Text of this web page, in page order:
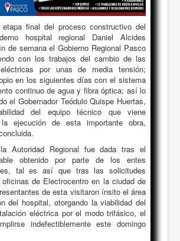
final del proceso constructivo del
hospital regional Daniel Alcides
de semana el Gobierno Regional Pasco
con los trabajos del cambio de las
por unas de media tensión;
en los siguientes días con el sistema
continuo de agua y fibra óptica; así lo
el Gobernador Teódulo Quispe Huertas,
del equipo técnico que viene
la ejecución de esta importante obra,
Autoridad Regional fue dada tras el
obtenido por parte de los entes
tal es así que tras las solicitudes
de Electrocentro en la ciudad de
de esta visitaron ínsito el área
del hospital, otorgando la viabilidad del
eléctrica por el modo trifásico, el
indefectiblemente este domingo